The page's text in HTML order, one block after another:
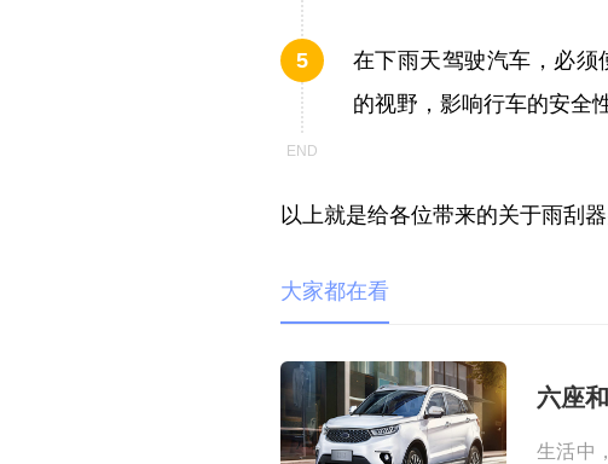
在下雨天驾驶汽车，必
的视野，影响行车的安全性
以上就是给各位带来的关于雨刮
大家都在看
六座
生活中